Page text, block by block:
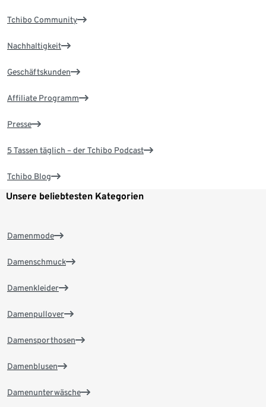
Tchibo Community
Nachhaltigkeit
Geschäftskunden
Affiliate Programm
Presse
5 Tassen täglich – der Tchibo Podcast
Tchibo Blog
Unsere beliebtesten Kategorien
Damenmode
Damenschmuck
Damenkleider
Damenpullover
Damensporthosen
Damenblusen
Damenunterwäsche